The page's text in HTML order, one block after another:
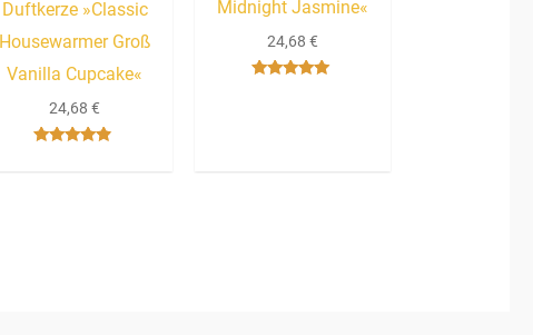
Duftkerze »Classic
Housewarmer Groß
Vanilla Cupcake«
24,68€
Midnight Jasmine«
24,68€